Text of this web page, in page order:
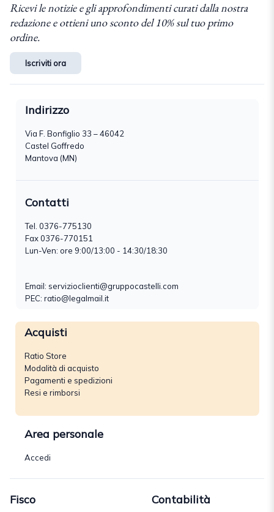
Ricevi le notizie e gli approfondimenti curati dalla nostra
redazione e ottieni uno sconto del 10% sul tuo primo
ordine.
Iscriviti ora
Indirizzo
Via F. Bonfiglio 33 – 46042
Castel Goffredo
Mantova (MN)
Contatti
Tel. 0376-775130
Fax 0376-770151
Lun-Ven: ore 9:00/13:00 - 14:30/18:30
Email: servizioclienti@gruppocastelli.com
PEC: ratio@legalmail.it
Acquisti
Ratio Store
Modalità di acquisto
Pagamenti e spedizioni
Resi e rimborsi
Area personale
Accedi
Fisco Contabilità